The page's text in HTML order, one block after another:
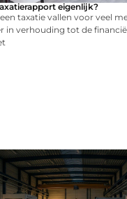
eigenlijk?
taxatie vallen voor veel
in verhouding tot de